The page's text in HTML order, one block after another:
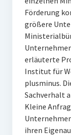
Förderung
größere
erläuterte
Institut für
plusminus.
Sachverhalt
Kleine
ihren